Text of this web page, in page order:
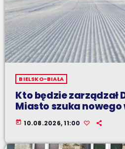
BIELSKO-BIAŁA
Kto będzie zarządzał
Miasto szuka
today 10.08.2026, 11:00